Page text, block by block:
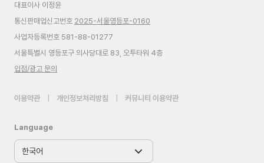
대표이사 이정윤
통신판매업신고번호 2025-서울영등포-0160
사업자등록번호 581-88-01277
서울특별시 영등포구 의사당대로 83, 오투타워 4층
입점/광고 문의
이용약관 개인정보처리방침 커뮤니티 이용약관
Language